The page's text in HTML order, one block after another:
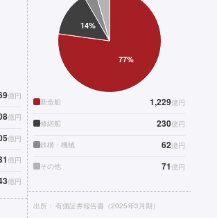
億円
億円
億円
億円
億円
新造船 1,229億円
修繕船 230億円
鉄構・機械 62億円
その他 71億円
出所： 有価証券報告書（2025年3月期）